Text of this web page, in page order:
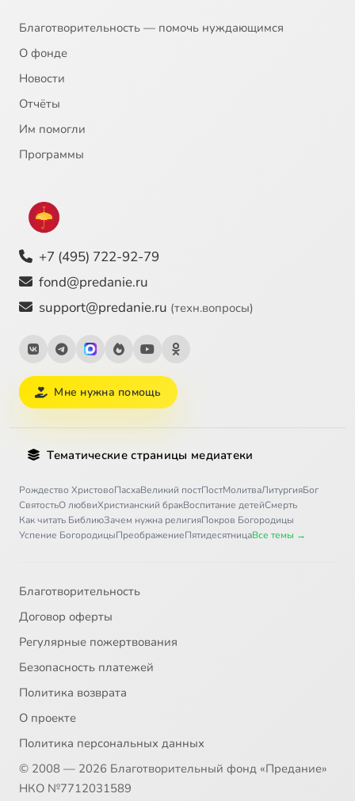
Благотворительность — помочь нуждающимся
О фонде
Новости
Отчёты
Им помогли
Программы
+7 (495) 722-92-79
fond@predanie.ru
support@predanie.ru (техн.вопросы)
Мне нужна помощь
Тематические страницы медиатеки
Рождество ХристовоПасхаВеликий постПостМолитваЛитургияБог
СвятостьО любвиХристианский бракВоспитание детейСмерть
Как читать БиблиюЗачем нужна религияПокров Богородицы
Успение БогородицыПреображениеПятидесятницаВсе темы →
Благотворительность
Договор оферты
Регулярные пожертвования
Безопасность платежей
Политика возврата
О проекте
Политика персональных данных
© 2008 — 2026 Благотворительный фонд «Предание»
НКО №7712031589